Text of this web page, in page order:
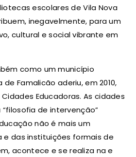
escolares de Vila Nova
inegavelmente, para um
cultural e social vibrante em
como um município
de Famalicão aderiu, em 2010,
Educadoras. As cidades
de intervenção”
não é mais um
e das instituições formais de
acontece e se realiza na e